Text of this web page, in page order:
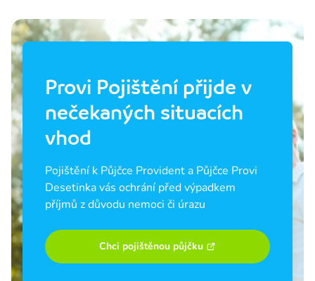
Provi Pojištění přijde v
nečekaných situacích
vhod
Pojištění k Půjčce Provident a Půjčce Provi
Desetinka vás ochrání před výpadkem
příjmů z důvodu nemoci či úrazu
Chci pojištěnou půjčku